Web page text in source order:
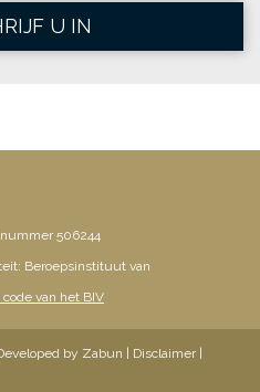
U IN
506244
Beroepsinstituut van
van het BIV
by Zabun Disclaimer|